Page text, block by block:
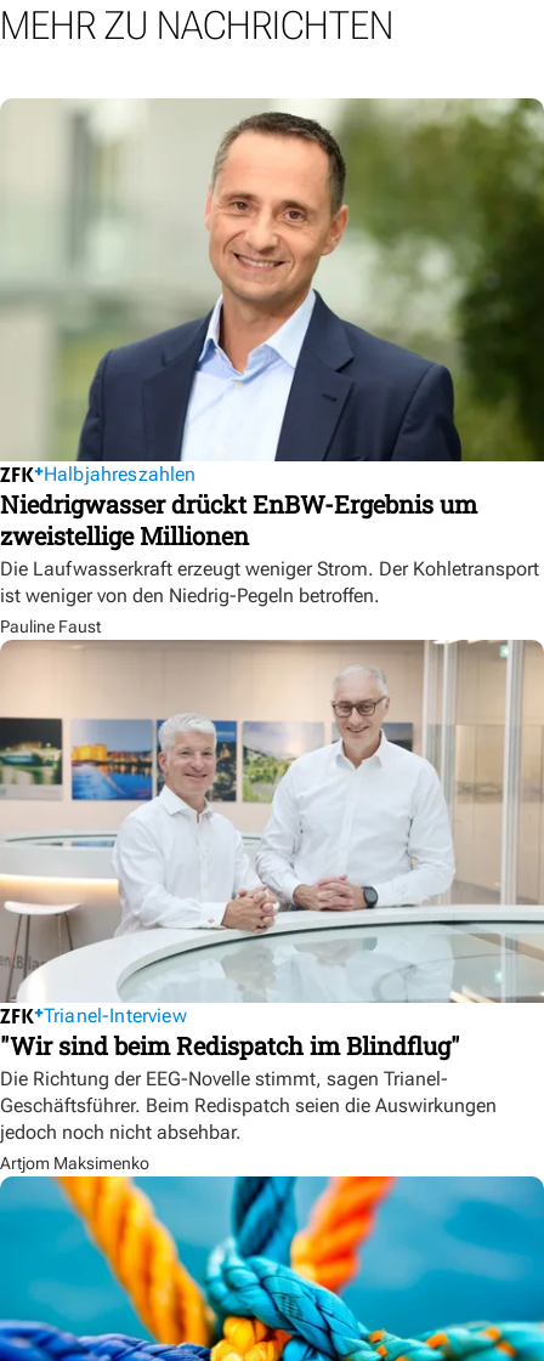
MEHR ZU NACHRICHTEN
Halbjahreszahlen
Niedrigwasser drückt EnBW-Ergebnis um
zweistellige Millionen
Die Laufwasserkraft erzeugt weniger Strom. Der Kohletransport
ist weniger von den Niedrig-Pegeln betroffen.
Pauline Faust
Trianel-Interview
"Wir sind beim Redispatch im Blindflug"
Die Richtung der EEG-Novelle stimmt, sagen Trianel-
Geschäftsführer. Beim Redispatch seien die Auswirkungen
jedoch noch nicht absehbar.
Artjom Maksimenko